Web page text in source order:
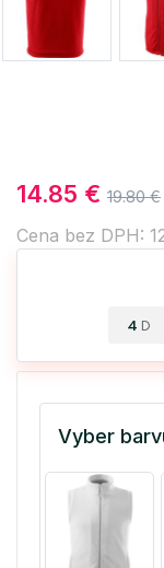
14.85 € 19.80 €
Cena bez DPH:
4 D
Vyber